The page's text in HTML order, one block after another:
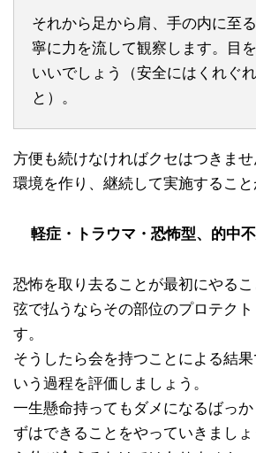
それから足から肩、手の内に至
寧に力を流して観察します。目
いいでしょう（安全にはくれぐ
と）。
方便も続けなければクセはつきま
環境を作り、継続して実施すること
軽症・トラウマ・恐怖型、的中
恐怖を取り去ることが最初にやるこ
弦で払うならその部位のプロテクト
す。
そうしたら会を持つことによる結
いう過程を評価しましょう。
一生懸命持ってもダメになるばっ
ずはできることをやっていきまし